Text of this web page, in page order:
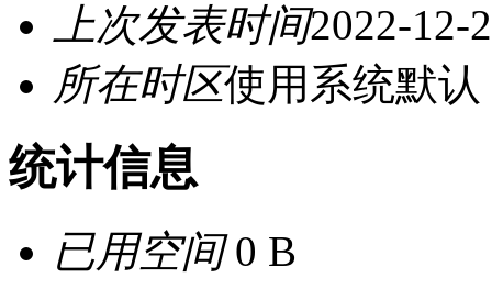
上次发表时间2022-12-
所在时区使用系统默认
统计信息
已用空间0 B